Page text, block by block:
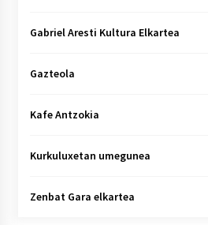
Gabriel Aresti Kultura Elkartea
Gazteola
Kafe Antzokia
Kurkuluxetan umegunea
Zenbat Gara elkartea